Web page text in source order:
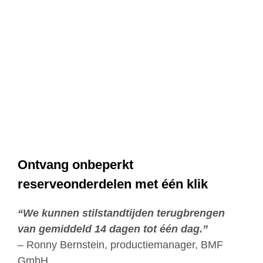
Ontvang onbeperkt
reserveonderdelen met één klik
“We kunnen stilstandtijden terugbrengen
van gemiddeld 14 dagen tot één dag.”
– Ronny Bernstein, productiemanager, BMF
GmbH